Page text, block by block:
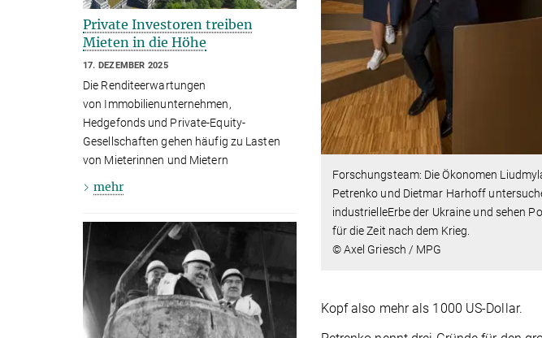
Forschungsteam: Die Ökonomen
Petrenko und Dietmar Harhoff
industrielleErbe der Ukraine und sehen
für die Zeit nach dem Krieg.
© Axel Griesch / MPG
Kopf also mehr als 1000 US-Dollar.
Private Investoren treiben
Mieten in die Höhe
17. DEZEMBER 2025
Die Renditeerwartungen
von Immobilienunternehmen,
Hedgefonds und Private-Equity-
Gesellschaften gehen häufig zu Lasten
von Mieterinnen und Mietern
mehr